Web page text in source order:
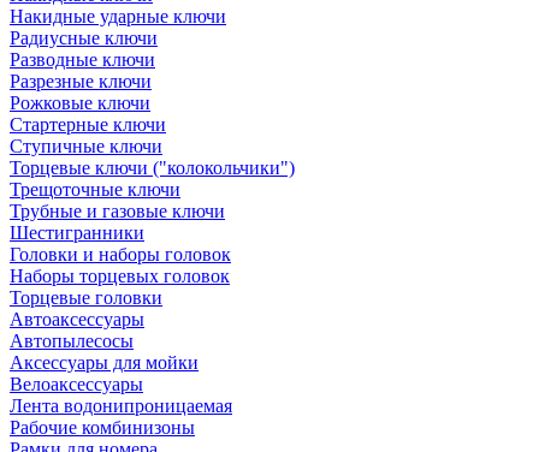
Накидные ударные ключи
Радиусные ключи
Разводные ключи
Разрезные ключи
Рожковые ключи
Стартерные ключи
Ступичные ключи
Торцевые ключи ("колокольчики")
Трещоточные ключи
Трубные и газовые ключи
Шестигранники
Головки и наборы головок
Наборы торцевых головок
Торцевые головки
Автоаксессуары
Автопылесосы
Аксессуары для мойки
Велоаксессуары
Лента водонипроницаемая
Рабочие комбинизоны